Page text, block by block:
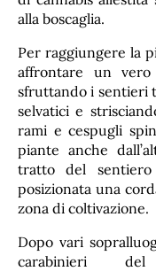
alla boscaglia.
Per raggiungere la
affrontare un
sfruttando i sentieri
selvatici e
rami e cespugli
piante anche
tratto del
posizionata una
zona di coltivazione.
Dopo vari
carabinieri